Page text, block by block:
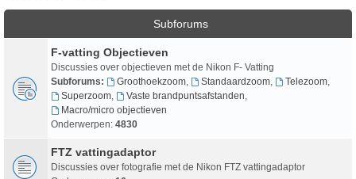
Subforums
F-vatting Objectieven
Discussies over objectieven met de Nikon F- Vatting
Subforums:
Groothoekzoom, Standaardzoom, Telezoom,
Superzoom, Vaste brandpuntsafstanden
Macro/micro objectieven
Onderwerpen: 4830
FTZ vattingadaptor
Discussies over fotografie met de Nikon FTZ vattingadaptor